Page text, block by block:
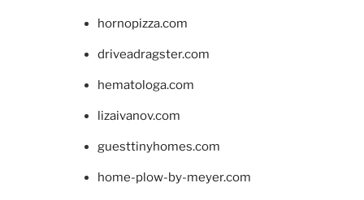
hornopizza.com
driveadragster.com
hematologa.com
lizaivanov.com
guesttinyhomes.com
home-plow-by-meyer.com